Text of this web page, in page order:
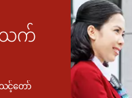
က်
င့်တော်